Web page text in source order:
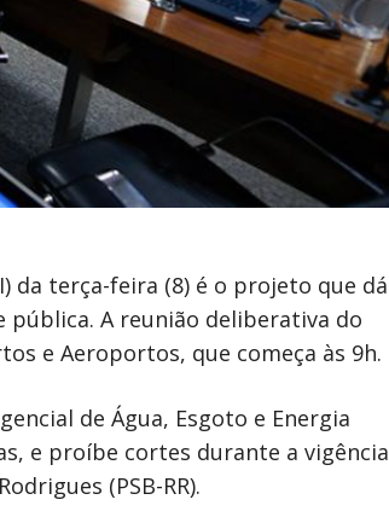
da terça-feira (8) é o projeto que dá
pública. A reunião deliberativa do
e Aeroportos, que começa às 9h.
de Água, Esgoto e Energia
e proíbe cortes durante a vigência
(PSB-RR).